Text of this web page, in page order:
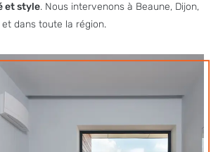
et style. Nous intervenons à Beaune, Dijon,
dans toute la région.